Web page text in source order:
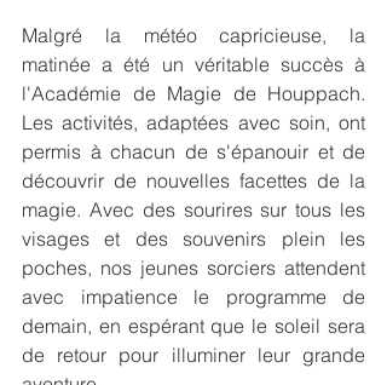
Malgré la météo capricieuse, la
matinée a été un véritable succès à
l'Académie de Magie de Houppach.
Les activités, adaptées avec soin, ont
permis à chacun de s'épanouir et de
découvrir de nouvelles facettes de la
magie. Avec des sourires sur tous les
visages et des souvenirs plein les
poches, nos jeunes sorciers attendent
avec impatience le programme de
demain, en espérant que le soleil sera
de retour pour illuminer leur grande